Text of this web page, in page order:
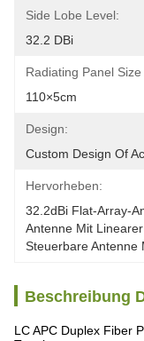
Side Lobe Level:
32.2	DBi
Radiating Panel
110×5cm
Design:
Custom Design Of
Hervorheben:
32.2dBi Flat-Array-
Antenne Mit
Steuerbare Antenne
Beschreibung
LC APC Duplex Fiber